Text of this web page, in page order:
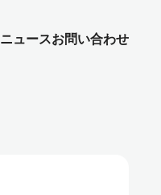
ニュースお問い合わせ